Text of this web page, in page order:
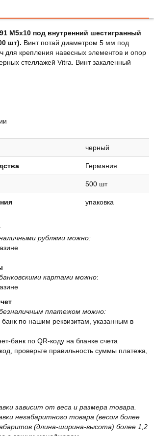
М5х10 под внутренний шестигранный
шт). Винт потай диаметром 5 мм под
для крепления навесных элементов и опор
стеллажей Vitra. Винт закаленный
черный
Германия
500 шт
упаковка
рублями можно:
картами можно:
платежом можно:
по нашим реквизитам, указанным в
банк по QR-коду на бланке счета
проверьте правильность суммы платежа,
зависит от веса и размера товара.
негабаритного товара (весом более
(длина-ширина-высота) более 1,2